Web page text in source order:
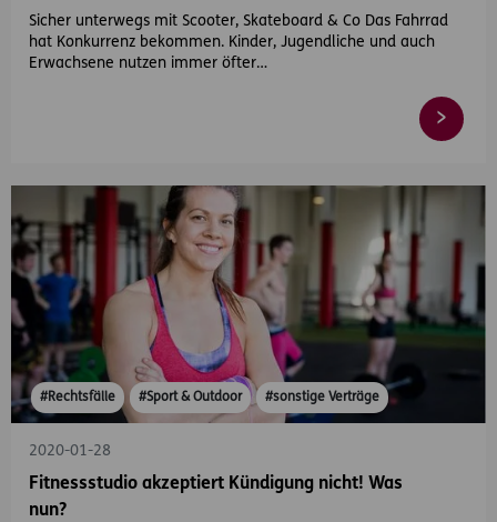
Sicher unterwegs mit Scooter, Skateboard & Co Das Fahrrad
hat Konkurrenz bekommen. Kinder, Jugendliche und auch
Erwachsene nutzen immer öfter…
#Rechtsfälle #Sport & Outdoor #sonstige Verträge
2020-01-28
Fitnessstudio akzeptiert Kündigung nicht! Was
nun?